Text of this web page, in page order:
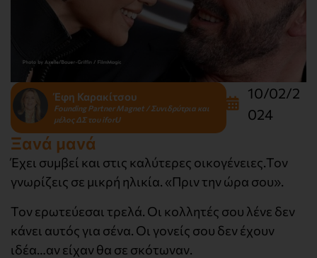
Έφη Καρακίτσου
Founding Partner Magnet / Συνιδρύτρια και
μέλος ΔΣ του iforU
10/02/2
024
Ξανά μανά
Έχει συμβεί και στις καλύτερες οικογένειες.Τον
γνωρίζεις σε μικρή ηλικία. «Πριν την ώρα σου».
Τον ερωτεύεσαι τρελά. Οι κολλητές σου λένε δεν
κάνει αυτός για σένα. Οι γονείς σου δεν έχουν
ιδέα…αν είχαν θα σε σκότωναν.